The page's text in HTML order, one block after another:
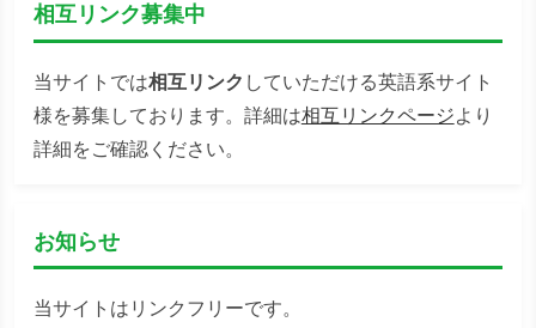
相互リンク募集中
当サイトでは相互リンク していただける英語系サイト
様を募集しております。詳細は相互リンクページより
詳細をご確認ください。
お知らせ
当サイトはリンクフリーです。